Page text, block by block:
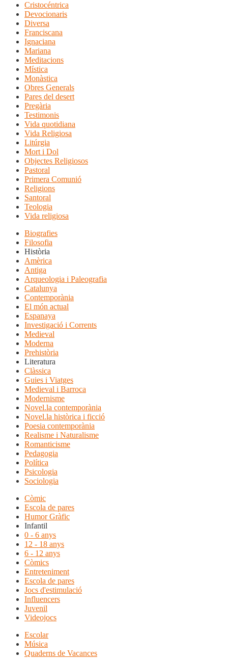
Cristocéntrica
Devocionaris
Diversa
Franciscana
Ignaciana
Mariana
Meditacions
Mística
Monàstica
Obres Generals
Pares del desert
Pregària
Testimonis
Vida quotidiana
Vida Religiosa
Litúrgia
Mort i Dol
Objectes Religiosos
Pastoral
Primera Comunió
Religions
Santoral
Teologia
Vida religiosa
Biografies
Filosofia
Història
Amèrica
Antiga
Arqueologia i Paleografia
Catalunya
Contemporània
El món actual
Espanaya
Investigació i Corrents
Medieval
Moderna
Prehistòria
Literatura
Clàssica
Guies i Viatges
Medieval i Barroca
Modernisme
Novel.la contemporània
Novel.la històrica i ficció
Poesia contemporània
Realisme i Naturalisme
Romanticisme
Pedagogia
Política
Psicologia
Sociologia
Còmic
Escola de pares
Humor Gràfic
Infantil
0 - 6 anys
12 - 18 anys
6 - 12 anys
Còmics
Entreteniment
Escola de pares
Jocs d'estimulació
Influencers
Juvenil
Videojocs
Escolar
Música
Quaderns de Vacances